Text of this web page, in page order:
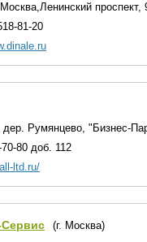
Москва,Ленинский проспект,
81-20
дер. Румянцево, "Бизнес-
80 доб. 112
ltd.ru/
(г. Москва)